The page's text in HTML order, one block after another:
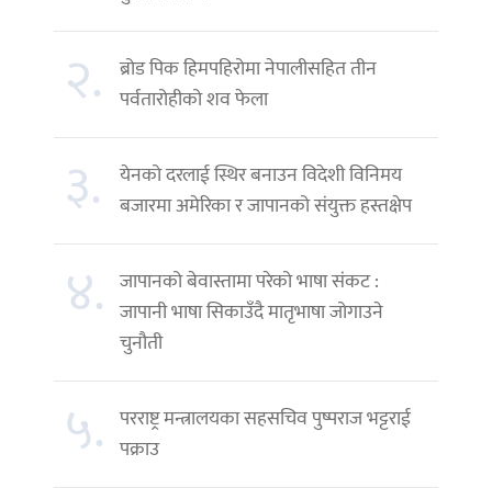
२. ब्रोड पिक हिमपहिरोमा नेपालीसहित तीन
पर्वतारोहीको शव फेला
३.
येनको दरलाई स्थिर बनाउन विदेशी विनिमय
बजारमा अमेरिका र जापानको संयुक्त हस्तक्षेप
४. जापानको बेवास्तामा परेको भाषा संकट :
जापानी भाषा सिकाउँदै मातृभाषा जोगाउने
चुनौती
५. परराष्ट्र मन्त्रालयका सहसचिव पुष्पराज भट्टराई
पक्राउ